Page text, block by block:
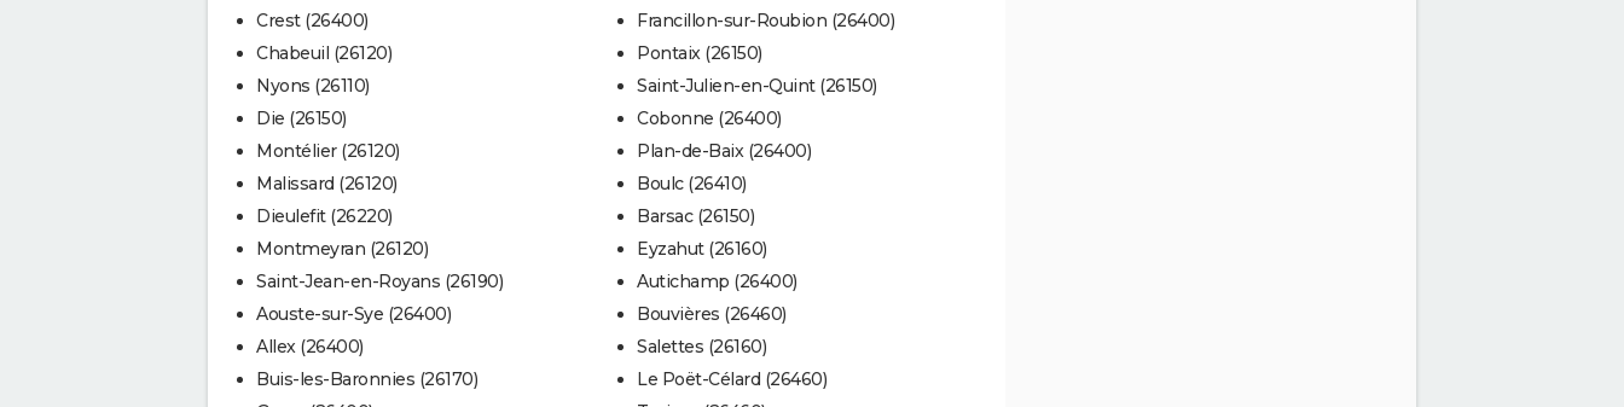
Crest (26400)
Chabeuil (26120)
Nyons (26110)
Die (26150)
Montélier (26120)
Malissard (26120)
Dieulefit (26220)
Montmeyran (26120)
Saint-Jean-en-Royans (26190)
Aouste-sur-Sye (26400)
Allex (26400)
Buis-les-Baronnies (26170)
Francillon-sur-Roubion (26400)
Pontaix (26150)
Saint-Julien-en-Quint (26150)
Cobonne (26400)
Plan-de-Baix (26400)
Boulc (26410)
Barsac (26150)
Eyzahut (26160)
Autichamp (26400)
Bouvières (26460)
Salettes (26160)
Le Poët-Célard (26460)